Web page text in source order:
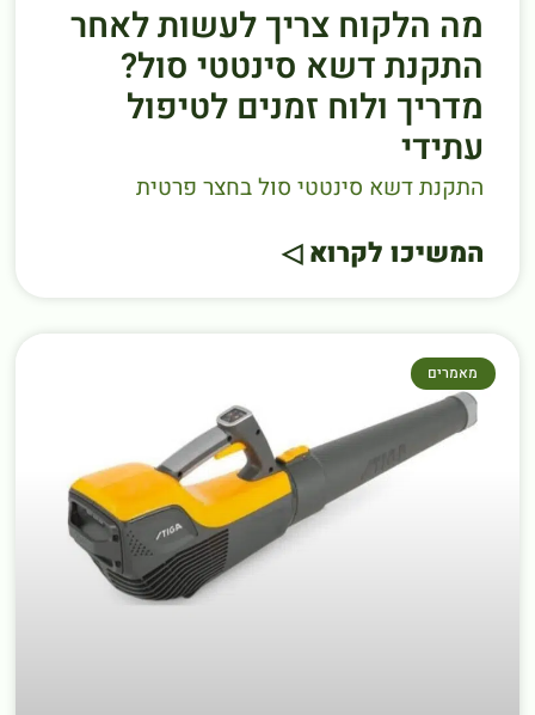
מה הלקוח צריך לעשות לאחר
התקנת דשא סינטטי סול?
מדריך ולוח זמנים לטיפול
עתידי
התקנת דשא סינטטי סול בחצר פרטית
המשיכו לקרוא ◁
מאמרים